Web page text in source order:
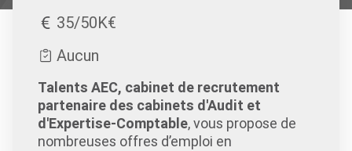
35/50K€
Aucun
Talents AEC, cabinet de recrutement
partenaire des cabinets d'Audit et
d'Expertise-Comptable, vous propose de
nombreuses offres d’emploi en